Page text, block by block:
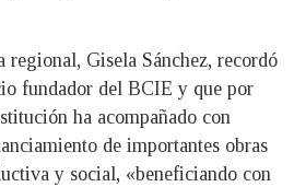
regional, Gisela Sánchez, recordó
fundador del BCIE y que por
ha acompañado con
de importantes obras
y social, «beneficiando con